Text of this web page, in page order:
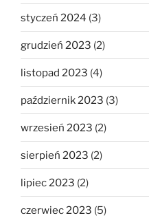
styczeń 2024 (3)
grudzień 2023 (2)
listopad 2023 (4)
październik 2023 (3)
wrzesień 2023 (2)
sierpień 2023 (2)
lipiec 2023 (2)
czerwiec 2023 (5)